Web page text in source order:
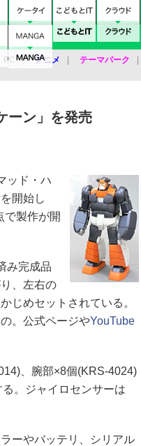
PC アニメ テーマパーク
ーン」を発売
ッド・ハ
開始し
で製作が開
み完成品
、左右の
じめセットされている。
。公式ページやYouTube
、腕部×8個(KRS-4024)
。ジャイロセンサーは
ーやバッテリ、シリアル